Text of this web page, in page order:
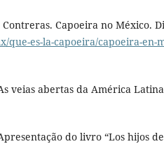
Contreras. Capoeira no México.
que-es-la-capoeira/capoeira-en-
veias abertas da América
do livro “Los hijos